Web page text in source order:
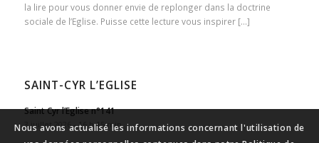
la lire pour vous donner envie de replonger dans la doctrine
sociale de l’Eglise. Puisse cette lecture vous inspirer […]
SAINT-CYR L’EGLISE
Saint Cyr l’Eglise n°141
3 juillet 2026 - 16 h 15 min
Nous avons actualisé les informations concernant l'utilisation de